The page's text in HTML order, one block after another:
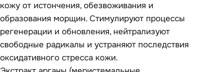
кожу от истончения, обезвоживания и
образования морщин. Стимулируют процессы
регенерации и обновления, нейтрализуют
свободные радикалы и устраняют последствия
оксидативного стресса кожи.